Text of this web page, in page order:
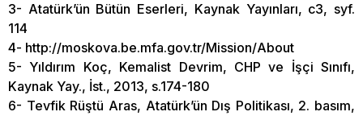
3- Atatürk’ün Bütün Eserleri, Kaynak Yayınları, c3, syf.
114
4- http://moskova.be.mfa.gov.tr/Mission/About
5- Yıldırım Koç, Kemalist Devrim, CHP ve İşçi Sınıfı,
Kaynak Yay., İst., 2013, s.174-180
6- Tevfik Rüştü Aras, Atatürk’ün Dış Politikası, 2. basım,